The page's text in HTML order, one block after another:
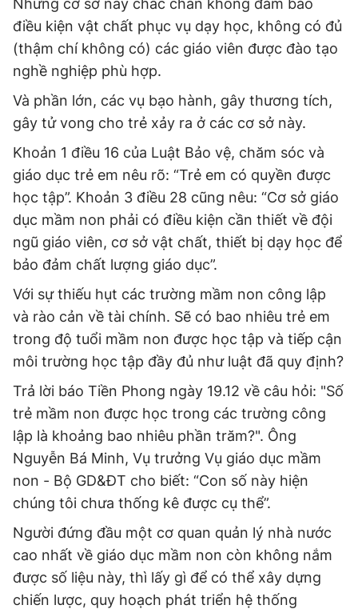
Những cơ sở này chắc chắn không đảm bảo
điều kiện vật chất phục vụ dạy học, không có đủ
(thậm chí không có) các giáo viên được đào tạo
nghề nghiệp phù hợp.
Và phần lớn, các vụ bạo hành, gây thương tích,
gây tử vong cho trẻ xảy ra ở các cơ sở này.
Khoản 1 điều 16 của Luật Bảo vệ, chăm sóc và
giáo dục trẻ em nêu rõ: “Trẻ em có quyền được
học tập”. Khoản 3 điều 28 cũng nêu: “Cơ sở giáo
dục mầm non phải có điều kiện cần thiết về đội
ngũ giáo viên, cơ sở vật chất, thiết bị dạy học để
bảo đảm chất lượng giáo dục”.
Với sự thiếu hụt các trường mầm non công lập
và rào cản về tài chính. Sẽ có bao nhiêu trẻ em
trong độ tuổi mầm non được học tập và tiếp cận
môi trường học tập đầy đủ như luật đã quy định?
Trả lời báo Tiền Phong ngày 19.12 về câu hỏi: "Số
trẻ mầm non được học trong các trường công
lập là khoảng bao nhiêu phần trăm?". Ông
Nguyễn Bá Minh, Vụ trưởng Vụ giáo dục mầm
non - Bộ GD&ĐT cho biết: “Con số này hiện
chúng tôi chưa thống kê được cụ thể”.
Người đứng đầu một cơ quan quản lý nhà nước
cao nhất về giáo dục mầm non còn không nắm
được số liệu này, thì lấy gì để có thể xây dựng
chiến lược, quy hoạch phát triển hệ thống